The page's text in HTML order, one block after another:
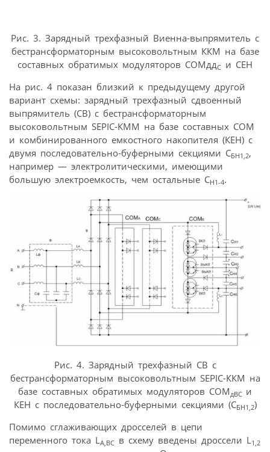
Рис. 3. Зарядный трехфазный Виенна-выпрямитель с
бестрансформаторным высоковольтным ККМ на базе
составных обратимых модуляторов СОМддС и СЕН
На рис. 4 показан близкий к предыдущему другой
вариант схемы: зарядный трехфазный сдвоенный
выпрямитель (СВ) с бестрансформаторным
высоковольтным SEPIC-КММ на базе составных COM
и комбинированного емкостного накопителя (КЕН) с
двумя последовательно-буферными секциями СБН1,2,
например — электролитическими, имеющими
большую электроемкость, чем остальные СН1-4.
Рис. 4. Зарядный трехфазный СВ с
бестрансформаторным высоковольтным SEPIC-ККМ на
базе составных обратимых модуляторов СОМдВС и
КЕН с последовательно-буферными секциями (СБН1,2)
Помимо сглаживающих дросселей в цепи
переменного тока LA,BC в схему введены дроссели L1,2